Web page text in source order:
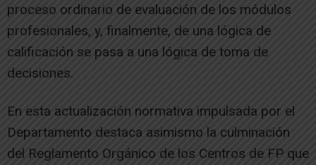
proceso ordinario de evaluación de los módulos
profesionales, y, finalmente, de una lógica de
calificación se pasa a una lógica de toma de
decisiones.
En esta actualización normativa impulsada por el
Departamento destaca asimismo la culminación
del Reglamento Orgánico de los Centros de FP que